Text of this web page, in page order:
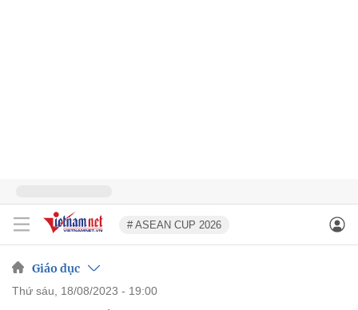
# ASEAN CUP 2026
Giáo dục
thứ sáu, 18/08/2023 - 19:00